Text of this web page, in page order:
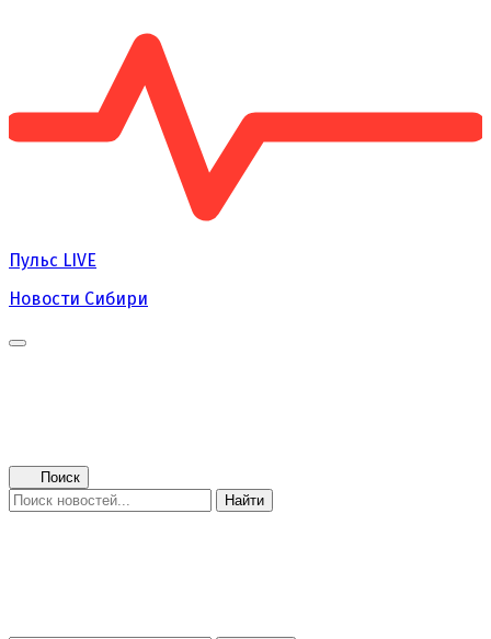
Пульс LIVE
Новости Сибири
Поиск
Найти